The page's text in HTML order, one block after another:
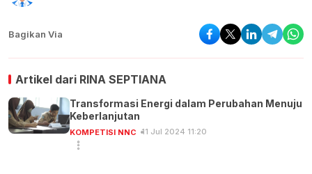
Bagikan Via
Artikel dari RINA SEPTIANA
Transformasi Energi dalam Perubahan Menuju
Keberlanjutan
KOMPETISI NNC 11 Jul 2024 11:20